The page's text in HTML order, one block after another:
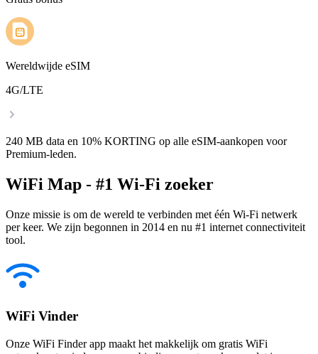
Wereldwijde eSIM
4G/LTE
240 MB data en 10% KORTING op alle eSIM-aankopen voor
Premium-leden.
WiFi Map - #1 Wi-Fi zoeker
Onze missie is om de wereld te verbinden met één Wi-Fi netwerk
per keer. We zijn begonnen in 2014 en nu #1 internet connectiviteit
tool.
WiFi Vinder
Onze WiFi Finder app maakt het makkelijk om gratis WiFi